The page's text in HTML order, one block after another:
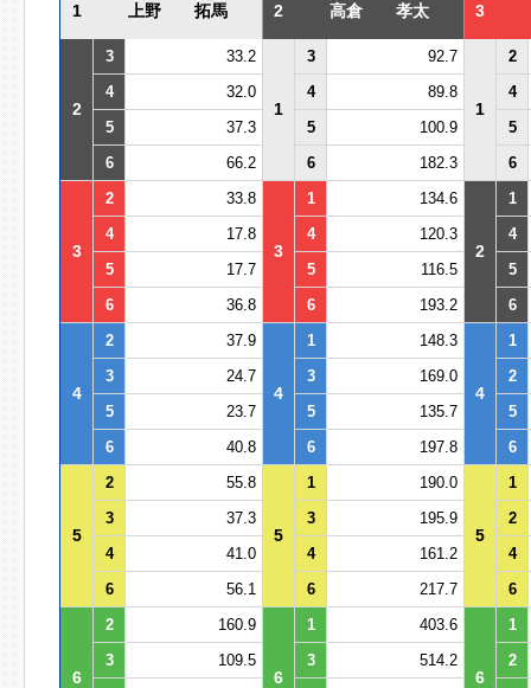
1 上野 拓馬 2 高倉 孝太 3
2
3 33.2
1
3 92.7
1
2
4
32.0 4 89.8
4
5
37.3 5 100.9
5
6
66.2 6 182.3 6
3
2 33.8
3
1 134.6
2
1
4
17.8 4 120.3
4
5
17.7 5 116.5
5
6
36.8 6 193.2 6
4
2 37.9
4
1 148.3
4
1
3
24.7 3 169.0
2
5
23.7 5 135.7
5
6
40.8 6 197.8 6
5
2 55.8
5
1 190.0
5
1
3
37.3 3 195.9
2
4
41.0 4 161.2
4
6
56.1 6 217.7 6
6
2 160.9
6
1 403.6
6
1
3
109.5 3 514.2
2